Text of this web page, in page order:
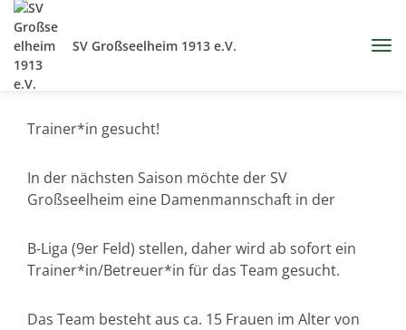
SV Großseelheim 1913 e.V.
Trainer*in gesucht!
In der nächsten Saison möchte der SV
Großseelheim eine Damenmannschaft in der
B-Liga (9er Feld) stellen, daher wird ab sofort ein
Trainer*in/Betreuer*in für das Team gesucht.
Das Team besteht aus ca. 15 Frauen im Alter von